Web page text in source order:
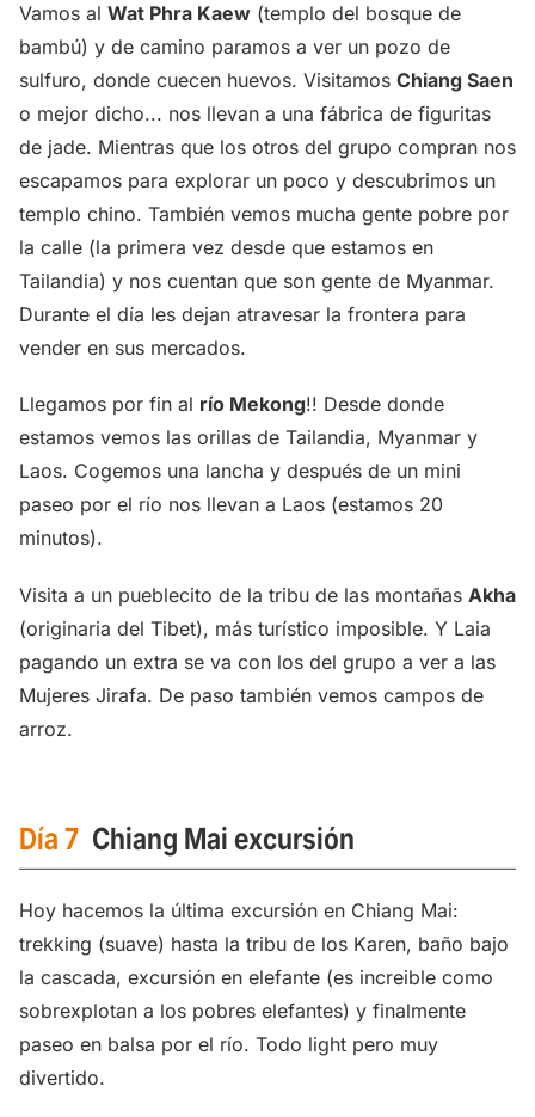
Vamos al Wat Phra Kaew (templo del bosque de
bambú) y de camino paramos a ver un pozo de
sulfuro, donde cuecen huevos. Visitamos Chiang Saen
o mejor dicho... nos llevan a una fábrica de figuritas
de jade. Mientras que los otros del grupo compran nos
escapamos para explorar un poco y descubrimos un
templo chino. También vemos mucha gente pobre por
la calle (la primera vez desde que estamos en
Tailandia) y nos cuentan que son gente de Myanmar.
Durante el día les dejan atravesar la frontera para
vender en sus mercados.
Llegamos por fin al río Mekong!! Desde donde
estamos vemos las orillas de Tailandia, Myanmar y
Laos. Cogemos una lancha y después de un mini
paseo por el río nos llevan a Laos (estamos 20
minutos).
Visita a un pueblecito de la tribu de las montañas Akha
(originaria del Tibet), más turístico imposible. Y Laia
pagando un extra se va con los del grupo a ver a las
Mujeres Jirafa. De paso también vemos campos de
arroz.
Día 7 Chiang Mai excursión
Hoy hacemos la última excursión en Chiang Mai:
trekking (suave) hasta la tribu de los Karen, baño bajo
la cascada, excursión en elefante (es increible como
sobrexplotan a los pobres elefantes) y finalmente
paseo en balsa por el río. Todo light pero muy
divertido.